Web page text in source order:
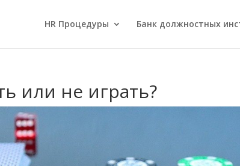
HR Процедуры Банк должностных
или не играть?